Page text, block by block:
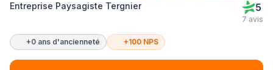
Entreprise Paysagiste Tergnier 5
7 avis
+0 ans d'ancienneté +100 NPS